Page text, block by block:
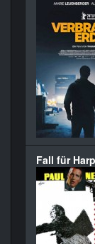
Fall für